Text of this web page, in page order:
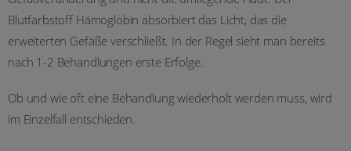
Blutfarbstoff Hämoglobin absorbiert das Licht, das die
erweiterten Gefäße verschließt. In der Regel sieht man bereits
nach 1-2 Behandlungen erste Erfolge.
Ob und wie oft eine Behandlung wiederholt werden muss, wird
im Einzelfall entschieden.